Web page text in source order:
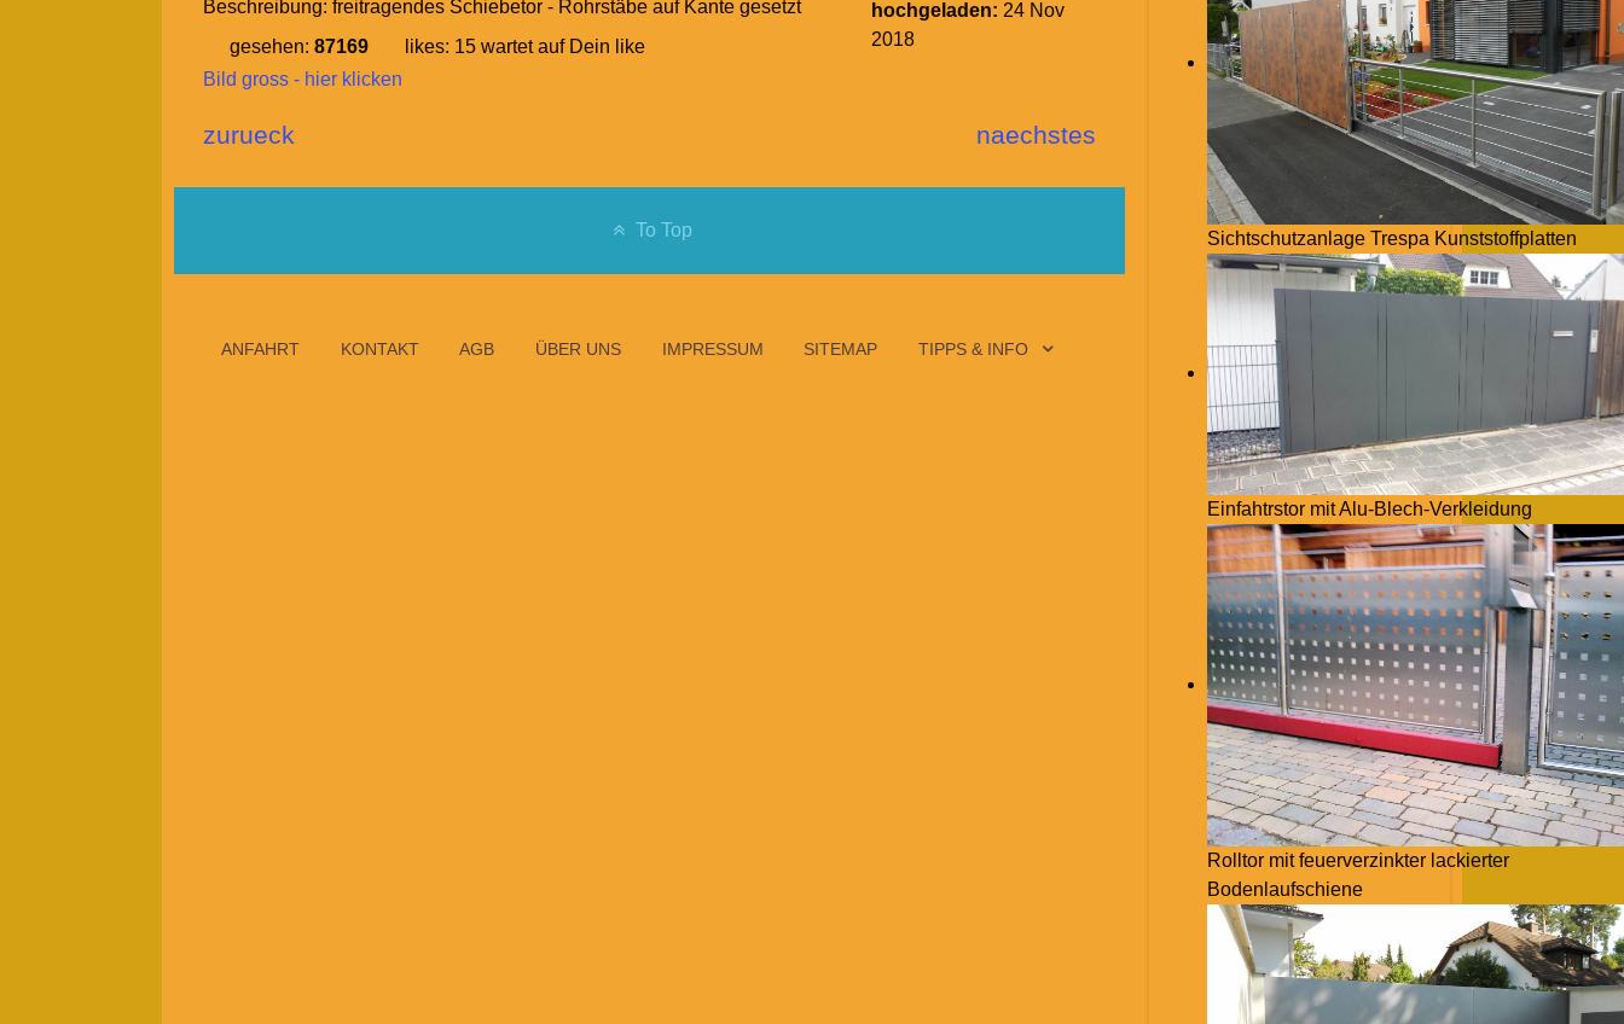
Beschreibung:freitragendes Schiebetor - Rohrstäbe auf Kante gesetzt
gesehen:87169 likes: 15 wartet auf Dein like
Bild gross - hier klicken
hochgeladen: 24 Nov
2018
zurueck naechstes
To Top
ANFAHRT KONTAKT AGB ÜBER UNS IMPRESSUM SITEMAP TIPPS & INFO
Sichtschutzanlage Trespa Kunststoffplatten
Einfahtrstor mit Alu-Blech-Verkleidung
Rolltor mit feuerverzinkter lackierter
Bodenlaufschiene